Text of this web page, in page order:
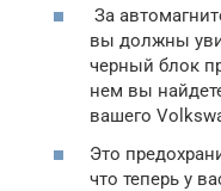
За
вы должны
черный блок
нем вы
вашего
Это
что теперь у